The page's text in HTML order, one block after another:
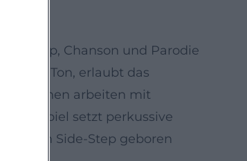
mit Pop, Chanson und Parodie
und Ton, erlaubt das
arbeiten mit
setzt perkussive
Side-Step geboren